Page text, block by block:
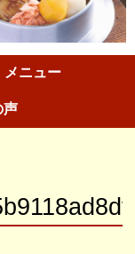
メニュー
声